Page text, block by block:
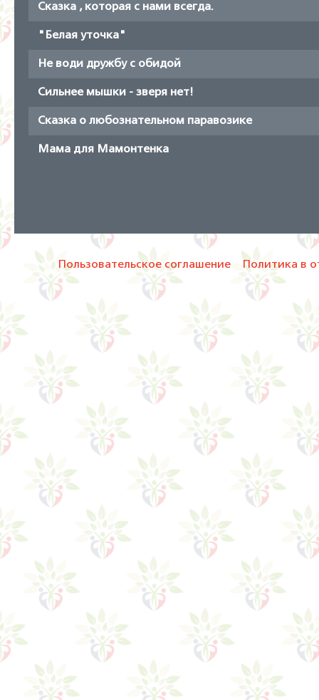
Сказка , которая с нами всегда.
"Белая уточка"
Не води дружбу с обидой
Сильнее мышки - зверя нет!
Сказка о любознательном паравозике
Мама для Мамонтенка
Пользовательское соглашение Политика в